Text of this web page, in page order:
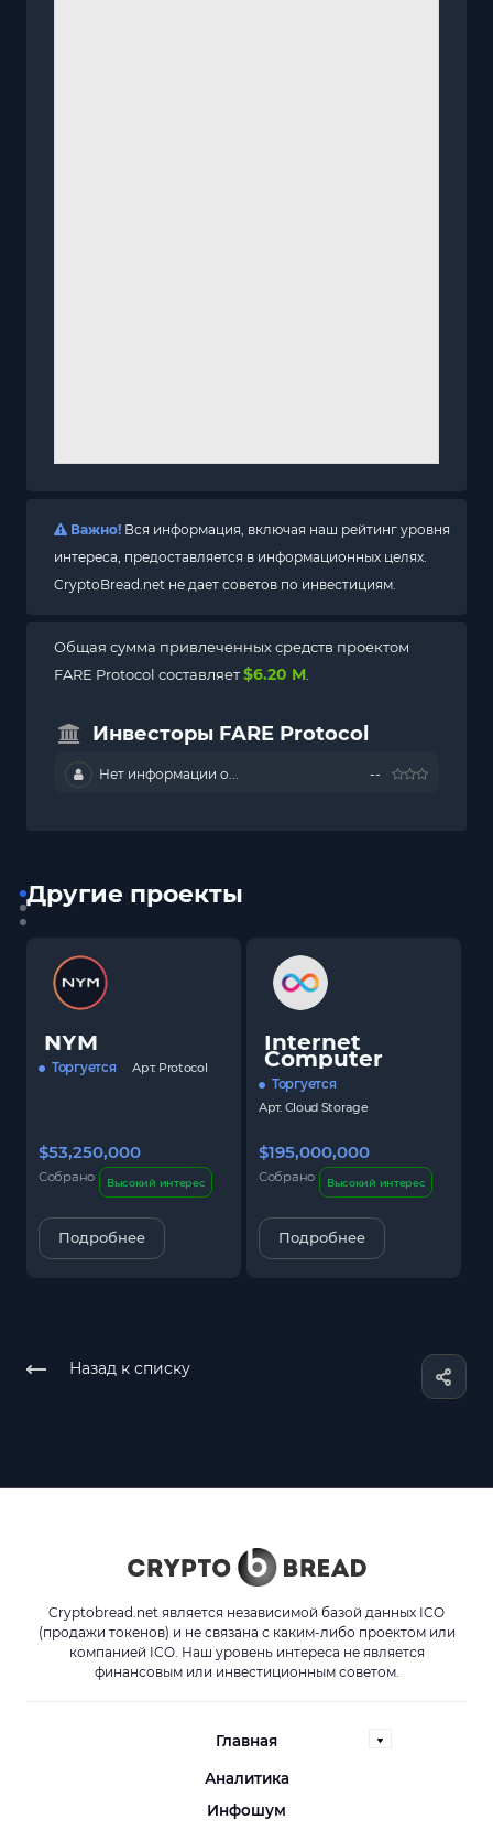
Важно! Вся информация, включая наш рейтинг уровня
интереса, предоставляется в информационных целях.
CryptoBread.net не дает советов по инвестициям.
Общая сумма привлеченных средств проектом
FARE Protocol составляет$6.20 M
Инвесторы FARE Protocol
Нет информации о... --
Другие проекты
NYM
Торгуется Арт. Protocol
$53,250,000
Собрано Высокий интерес
Подробнее
Internet
Computer
Торгуется
Арт. Cloud Storage
$195,000,000
Собрано Высокий интерес
Подробнее
Назад к списку
Cryptobread.net является независимой базой данных ICO
(продажи токенов) и не связана с каким-либо проектом или
компанией ICO. Наш уровень интереса не является
финансовым или инвестиционным советом.
Главная
Аналитика
Инфошум